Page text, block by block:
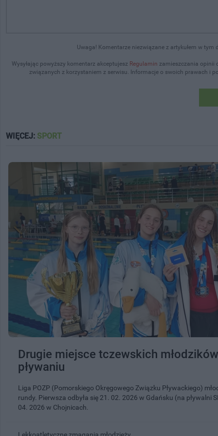
Uwaga! Komentarze niezwiązane z artykułem w
Wysyłając powyższy komentarz akceptujesz Regulamin zamieszczania opinii
związanych z korzystaniem z serwisu. Informacje o swoich prawach i
WIĘCEJ: SPORT
Drugie miejsce tczewskich
pływaniu
Liga POZP (Pomorskiego Okręgowego Związku Pływackiego)
rundy. Pierwsza odbyła się 21. 02. 2026 w Gdańsku (na pływalni
04. 2026 w Chojnicach.
Lekkoatletyczne zmagania młodzieży